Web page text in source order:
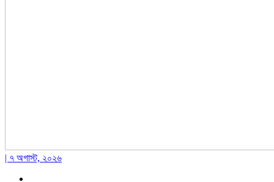
| ৭ অগাস্ট, ২০২৬